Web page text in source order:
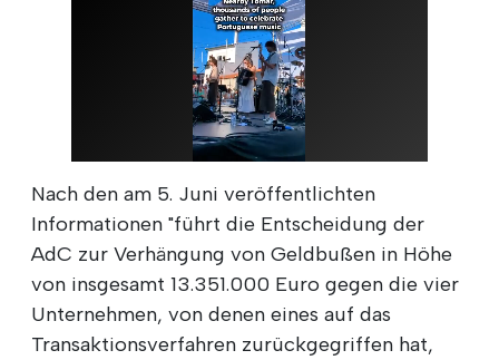
Nach den am 5. Juni veröffentlichten
Informationen "führt die Entscheidung der
AdC zur Verhängung von Geldbußen in Höhe
von insgesamt 13.351.000 Euro gegen die vier
Unternehmen, von denen eines auf das
Transaktionsverfahren zurückgegriffen hat,